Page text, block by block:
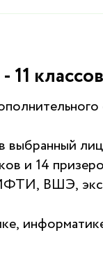
классов
выбранный
и 14
ВШЭ,